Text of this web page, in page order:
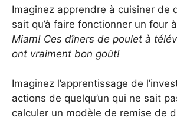
Imaginez apprendre à cuisiner de
sait qu’à faire fonctionner un four
Miam! Ces dîners de poulet à
ont vraiment bon goût!
Imaginez l’apprentissage de
actions de quelqu’un qui ne sait
calculer un modèle de remise de